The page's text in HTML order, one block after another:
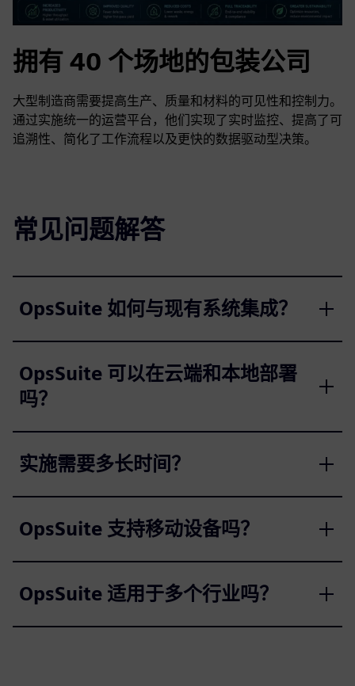
拥有 40 个场地的包装公司
大型制造商需要提高生产、质量和材料的可见性和控制力。
通过实施统一的运营平台，他们实现了实时监控、提高了可
追溯性、简化了工作流程以及更快的数据驱动型决策。
常见问题解答
OpsSuite 如何与现有系统集成？
OpsSuite 可以在云端和本地部署
吗？
实施需要多长时间？
OpsSuite 支持移动设备吗？
OpsSuite 适用于多个行业吗？